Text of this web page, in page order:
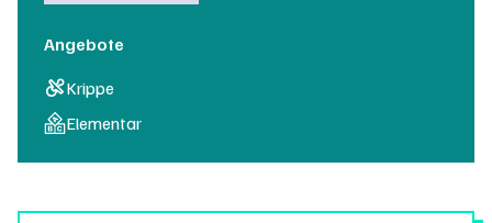
Angebote
Krippe
Elementar